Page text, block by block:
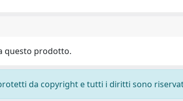
questo prodotto.
da copyright e tutti i diritti sono